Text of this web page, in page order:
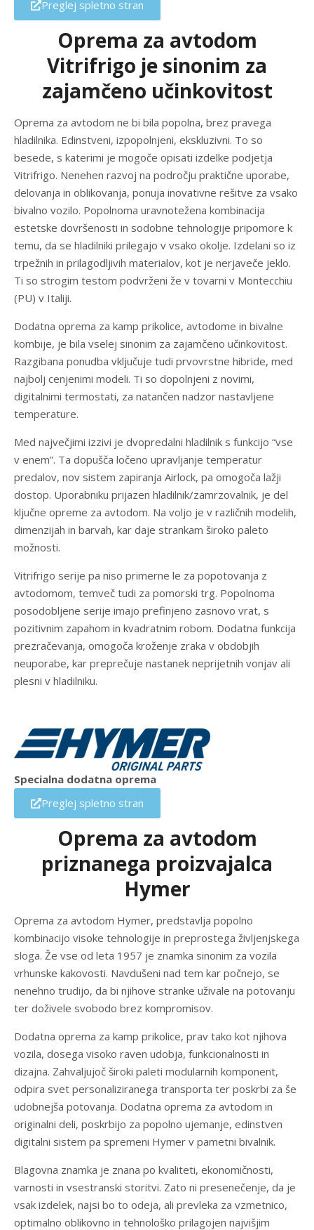
Preglej spletno stran
Oprema za avtodom
Vitrifrigo je sinonim za
zajamčeno učinkovitost
Oprema za avtodom ne bi bila popolna, brez pravega
hladilnika. Edinstveni, izpopolnjeni, ekskluzivni. To so
besede, s katerimi je mogoče opisati izdelke podjetja
Vitrifrigo. Nenehen razvoj na področju praktične uporabe,
delovanja in oblikovanja, ponuja inovativne rešitve za vsako
bivalno vozilo. Popolnoma uravnotežena kombinacija
estetske dovršenosti in sodobne tehnologije pripomore k
temu, da se hladilniki prilegajo v vsako okolje. Izdelani so iz
trpežnih in prilagodljivih materialov, kot je nerjaveče jeklo.
Ti so strogim testom podvrženi že v tovarni v Montecchiu
(PU) v Italiji.
Dodatna oprema za kamp prikolice, avtodome in bivalne
kombije, je bila vselej sinonim za zajamčeno učinkovitost.
Razgibana ponudba vključuje tudi prvovrstne hibride, med
najbolj cenjenimi modeli. Ti so dopolnjeni z novimi,
digitalnimi termostati, za natančen nadzor nastavljene
temperature.
Med največjimi izzivi je dvopredalni hladilnik s funkcijo “vse
v enem”. Ta dopušča ločeno upravljanje temperatur
predalov, nov sistem zapiranja Airlock, pa omogoča lažji
dostop. Uporabniku prijazen hladilnik/zamrzovalnik, je del
ključne opreme za avtodom. Na voljo je v različnih modelih,
dimenzijah in barvah, kar daje strankam široko paleto
možnosti.
Vitrifrigo serije pa niso primerne le za popotovanja z
avtodomom, temveč tudi za pomorski trg. Popolnoma
posodobljene serije imajo prefinjeno zasnovo vrat, s
pozitivnim zapahom in kvadratnim robom. Dodatna funkcija
prezračevanja, omogoča kroženje zraka v obdobjih
neuporabe, kar preprečuje nastanek neprijetnih vonjav ali
plesni v hladilniku.
Specialna dodatna oprema
Preglej spletno stran
Oprema za avtodom
priznanega proizvajalca
Hymer
Oprema za avtodom Hymer, predstavlja popolno
kombinacijo visoke tehnologije in preprostega življenjskega
sloga. Že vse od leta 1957 je znamka sinonim za vozila
vrhunske kakovosti. Navdušeni nad tem kar počnejo, se
nenehno trudijo, da bi njihove stranke uživale na potovanju
ter doživele svobodo brez kompromisov.
Dodatna oprema za kamp prikolice, prav tako kot njihova
vozila, dosega visoko raven udobja, funkcionalnosti in
dizajna. Zahvaljujoč široki paleti modularnih komponent,
odpira svet personaliziranega transporta ter poskrbi za še
udobnejša potovanja. Dodatna oprema za avtodom in
originalni deli, poskrbijo za popolno ujemanje, edinstven
digitalni sistem pa spremeni Hymer v pametni bivalnik.
Blagovna znamka je znana po kvaliteti, ekonomičnosti,
varnosti in vsestranski storitvi. Zato ni presenečenje, da je
vsak izdelek, najsi bo to odeja, ali prevleka za vzmetnico,
optimalno oblikovno in tehnološko prilagojen najvišjim